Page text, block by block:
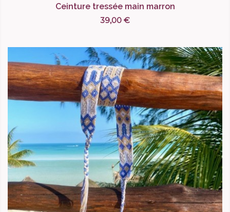
Ceinture tressée main marron
39,00 €